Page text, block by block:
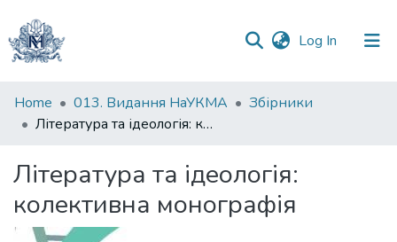
Log In (current)
Communities
&
All of DSpace
Statistics
Home 013. Видання НаУКМА
Збірники
Література та ідеологія: колективна монографія
Література та ідеологія:
колективна монографія